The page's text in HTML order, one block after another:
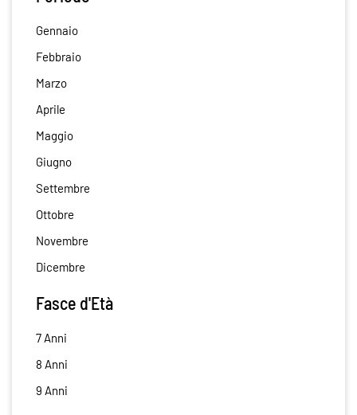
Gennaio
Febbraio
Marzo
Aprile
Maggio
Giugno
Settembre
Ottobre
Novembre
Dicembre
Fasce d'Età
7 Anni
8 Anni
9 Anni